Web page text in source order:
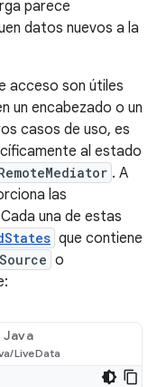
parece
datos nuevos a la
acceso son útiles
un encabezado o un
casos de uso, es
al estado
. A
las
una de estas
que contiene
o
Java